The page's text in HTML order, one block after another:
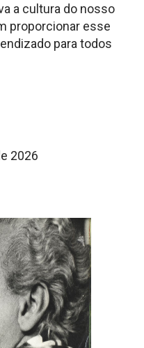
a cultura do nosso
proporcionar esse
para todos
2026